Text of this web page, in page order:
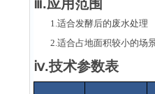
ⅲ.应用范围
1.适合发酵后的废水处理
2.适合占地面积较小的场
ⅳ.技术参数表